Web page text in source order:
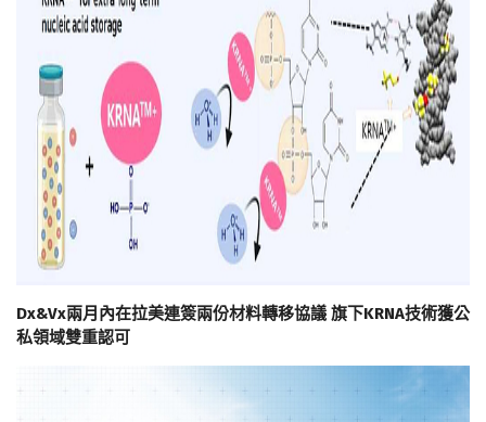
Dx&Vx兩月內在拉美連簽兩份材料轉移協議 旗下KRNA技術獲公
私領域雙重認可